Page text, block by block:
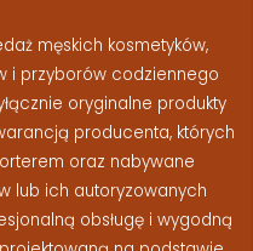
męskich kosmetyków,
i przyborów codziennego
oryginalne produkty
producenta, których
oraz nabywane
lub ich autoryzowanych
obsługę i wygodną